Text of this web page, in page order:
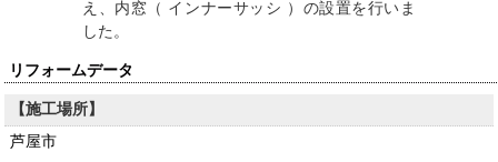
え、内窓（ インナーサッシ ）の設置を行いま
した。
リフォームデータ
【施工場所】
芦屋市